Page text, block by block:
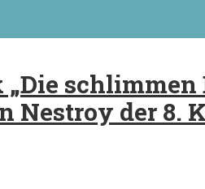
schlimmen
Nestroy der 8.